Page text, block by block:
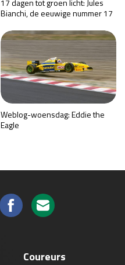
Bianchi, de eeuwige nummer 17
Weblog-woensdag: Eddie the
Eagle
Coureurs